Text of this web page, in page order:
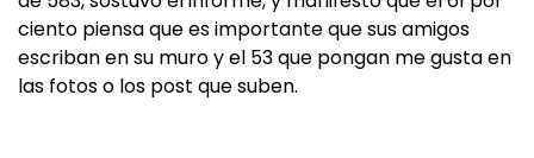
ciento piensa que es importante que sus amigos
escriban en su muro y el 53 que pongan me gusta en
las fotos o los post que suben.